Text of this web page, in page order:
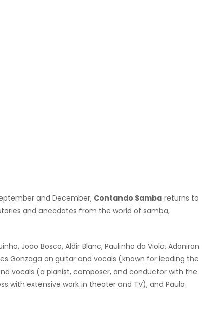
and December, Contando Samba returns to
and anecdotes from the world of samba,
João Bosco, Aldir Blanc, Paulinho da Viola, Adoniran
Gonzaga on guitar and vocals (known for leading the
vocals (a pianist, composer, and conductor with the
with extensive work in theater and TV), and Paula